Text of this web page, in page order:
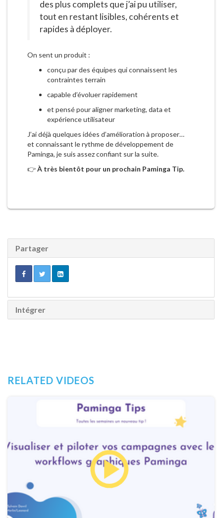
des plus complets que j’ai pu utiliser,
tout en restant lisibles, cohérents et
rapides à déployer.
On sent un produit :
conçu par des équipes qui connaissent les
contraintes terrain
capable d’évoluer rapidement
et pensé pour aligner marketing, data et
expérience utilisateur
J’ai déjà quelques idées d’amélioration à proposer…
et connaissant le rythme de développement de
Paminga, je suis assez confiant sur la suite.
👉À très bientôt pour un prochain Paminga Tip.
Partager
Intégrer
RELATED VIDEOS